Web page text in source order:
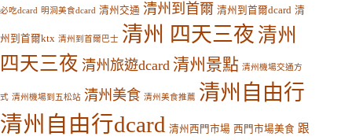
必吃dcard 明洞美食dcard 清州交通 清州到首爾 清州到首爾dcard 清
州到首爾ktx 清州到首爾巴士 清州 四天三夜 清州
四天三夜 清州旅遊dcard 清州景點 清州機場交通方
式 清州機場到五松站 清州美食 清州美食推薦 清州自由行
清州自由行dcard 清州西門市場 西門市場美食 跟